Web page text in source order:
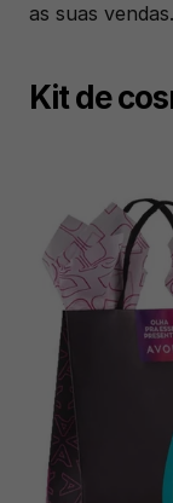
as suas
Kit de